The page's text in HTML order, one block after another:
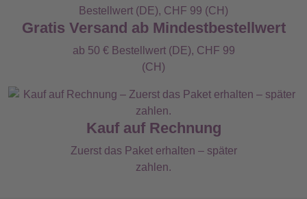
Gratis Versand ab Mindestbestellwert
ab 50 € Bestellwert (DE), CHF 99
(CH)
Kauf auf Rechnung
Zuerst das Paket erhalten – später
zahlen.